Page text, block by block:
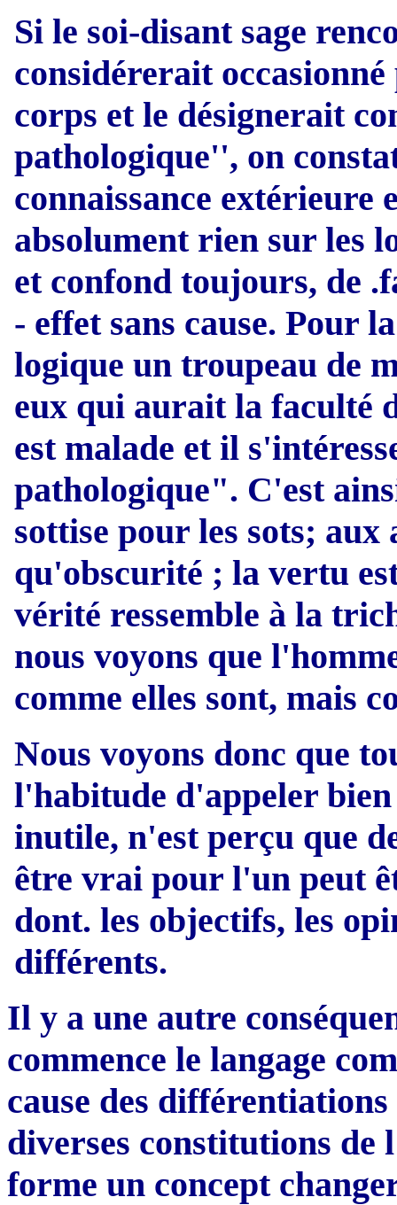
Si le soi-disant sage
considérerait
corps et le désignerait
pathologique'', on
connaissance extérieure
absolument rien sur les
et confond toujours, de
- effet sans cause. Pour
logique un troupeau de
eux qui aurait la faculté
est malade et il
pathologique". C'est
sottise pour les sots;
qu'obscurité ; la vertu
vérité ressemble à la
nous voyons que
comme elles sont, mais
Nous voyons donc que
l'habitude d'appeler
inutile, n'est perçu que
être vrai pour l'un peut
dont. les objectifs, les
différents.
Il y a une autre
commence le langage
cause des
diverses constitutions de
forme un concept